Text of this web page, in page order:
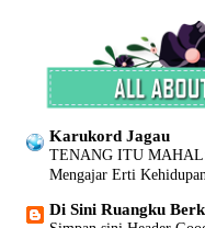
Karukord Jagau
TENANG ITU
Mengajar Erti Kehidupan
Di Sini Ruangku